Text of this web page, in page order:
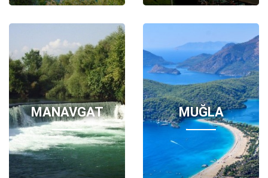
MANAVGAT MUĞLA